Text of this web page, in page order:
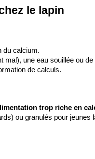
le lapin
du calcium.
mal), une eau souillée ou
de calculs.
trop riche en
ou granulés pour